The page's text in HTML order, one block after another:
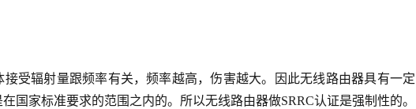
受辐射量跟频率有关，频率越高，伤害越大。因此无线路由器具有一定
国家标准要求的范围之内的。所以无线路由器做SRRC认证是强制性的。